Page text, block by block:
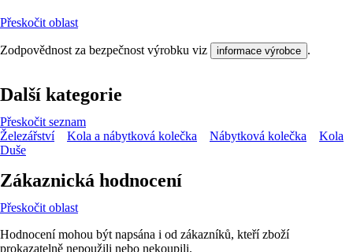
Přeskočit oblast
Zodpovědnost za bezpečnost výrobku viz informace výrobce .
Další kategorie
Přeskočit seznam
Železářství
Kola a nábytková kolečka Nábytková kolečka
Kola
Duše
Zákaznická hodnocení
Přeskočit oblast
Hodnocení mohou být napsána i od zákazníků, kteří zboží
prokazatelně nepoužili nebo nekoupili.